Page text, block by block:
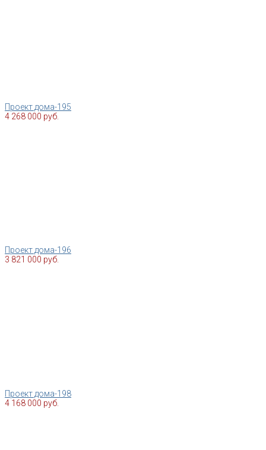
Проект дома-195
4 268 000 руб.
Проект дома-196
3 821 000 руб.
Проект дома-198
4 168 000 руб.